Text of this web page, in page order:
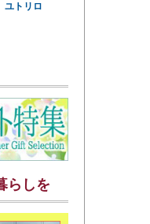
ユトリロ
らしを